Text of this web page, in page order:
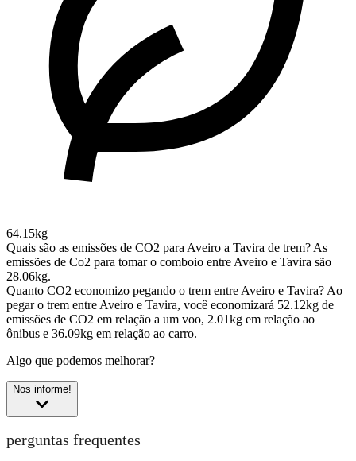
64.15kg
Quais são as emissões de CO2 para Aveiro a Tavira de trem? As
emissões de Co2 para tomar o comboio entre Aveiro e Tavira são
28.06kg.
Quanto CO2 economizo pegando o trem entre Aveiro e Tavira? Ao
pegar o trem entre Aveiro e Tavira, você economizará 52.12kg de
emissões de CO2 em relação a um voo, 2.01kg em relação ao
ônibus e 36.09kg em relação ao carro.
Algo que podemos melhorar?
Nos informe!
perguntas frequentes